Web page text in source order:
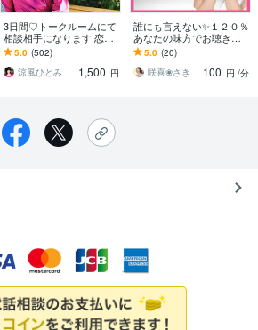
3日間♡トークルームにて
相談相手になります 恋愛
相談・人生相談/どんな相
談にも対応します♡
5.0 (502)
涼風ひとみ
1,500 円
誰にも言えない✨１２０％
あなたの味方でお聴きし
ます 辛いよね⚡寝れない
よね⚡少しでも声に出して
楽になりませんか？
5.0 (20)
咲喜❀さき
100 円 /分